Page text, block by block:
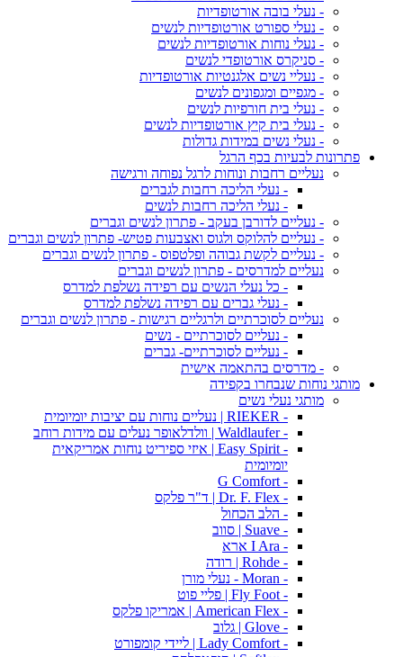
- נעלי בובה אורטופדיות
- נעלי ספורט אורטופדיות לנשים
- נעלי נוחות אורטופדיות לנשים
- סניקרס אורטופדי לנשים
- נעליי נשים אלגנטיות אורטופדיות
- מגפיים ומגפונים לנשים
- נעלי בית חורפיות לנשים
- נעלי בית קיץ אורטופדיות לנשים
- נעלי נשים במידות גדולות
פתרונות לבעיות בכף הרגל
נעליים רחבות ונוחות לרגל נפוחה ורגישה
- נעלי הליכה רחבות לגברים
- נעלי הליכה רחבות לנשים
- נעליים לדורבן בעקב - פתרון לנשים וגברים
- נעליים להלוקס ולגוס ואצבעות פטיש- פתרון לנשים וגברים
- נעליים לקשת גבוהה ופלטפוס - פתרון לנשים וגברים
נעליים למדרסים - פתרון לנשים וגברים
- כל נעלי הנשים עם רפידה נשלפת למדרס
- נעלי גברים עם רפידה נשלפת למדרס
נעליים לסוכרתיים ולרגליים רגישות - פתרון לנשים וגברים
- נעליים לסוכרתיים - נשים
- נעליים לסוכרתיים- גברים
- מדרסים בהתאמה אישית
מותגי נוחות שנבחרו בקפידה
מותגי נעלי נשים
- RIEKER | נעליים נוחות עם יציבות יומיומית
- Waldlaufer | וולדלאופר נעלים עם מידות רוחב
- Easy Spirit | איזי ספיריט נוחות אמריקאית
יומיומית
- G Comfort
- Dr. F. Flex | ד"ר פלקס
- הלב הכחול
- Suave | סווב
- I Ara ארא
- Rohde | רודה
- Moran - נעלי מורן
- Fly Foot | פליי פוט
- American Flex | אמריקו פלקס
- Glove | גלוב
- Lady Comfort | ליידי קומפורט